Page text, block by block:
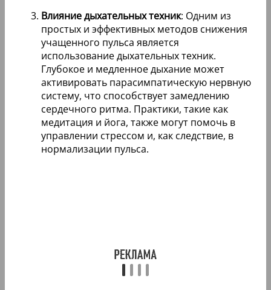
Влияние дыхательных техник: Одним из
простых и эффективных методов снижения
учащенного пульса является
использование дыхательных техник.
Глубокое и медленное дыхание может
активировать парасимпатическую нервную
систему, что способствует замедлению
сердечного ритма. Практики, такие как
медитация и йога, также могут помочь в
управлении стрессом и, как следствие, в
нормализации пульса.